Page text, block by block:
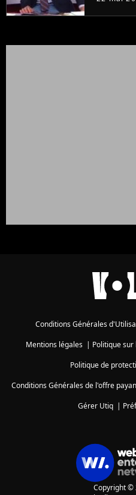
Conditions Générales
Mentions légales| Politique
Politique de
Conditions Générales de l'offre
Gérer Utiq |
Copyright ©